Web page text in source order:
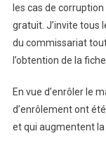
les cas de
gratuit. J’invite tous
du commissariat
l’obtention de la
En vue d’enrôler le
d’enrôlement ont
et qui augmentent la